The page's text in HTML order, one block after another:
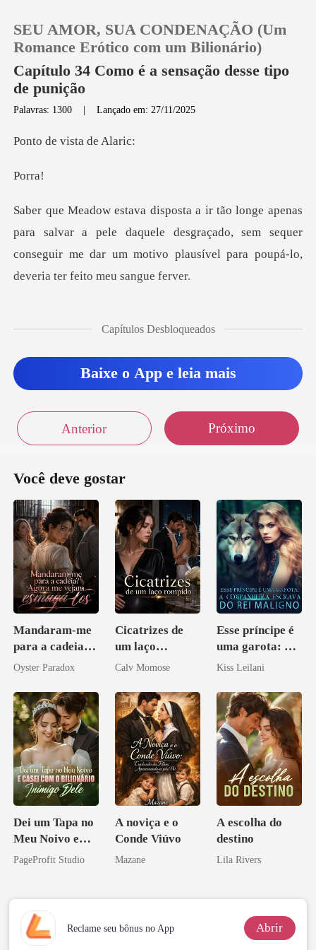
Loja
Sair
Baixar App
SEU AMOR, SUA CONDENAÇÃO (Um
Romance Erótico com um Bilionário)
Capítulo 34 Como é a sensação desse tipo
de punição
Palavras: 1300 |Lançado em: 27/11/2025
vista d
rr
ar a pele daquele desgraçado, sem sequer
conseguir me dar um mot
Capítulos Desbloqueados
Baixe o App e leia mais
Anterior Próximo
Você deve gostar
Mandaram-me
para a cadeia?
Agora me
los
Oyster Paradox
Cicatrizes de
um laço
rompido
Calv Momose
Esse príncipe é
uma garota: A
companheira
maligno
Kiss Leilani
Dei um Tapa no
Meu Noivo e
Casei com o
PageProfit Studio
A noviça e o
Conde Viúvo
Mazane
A escolha do
destino
Lila Rivers
Reclame seu bônus no App Abrir